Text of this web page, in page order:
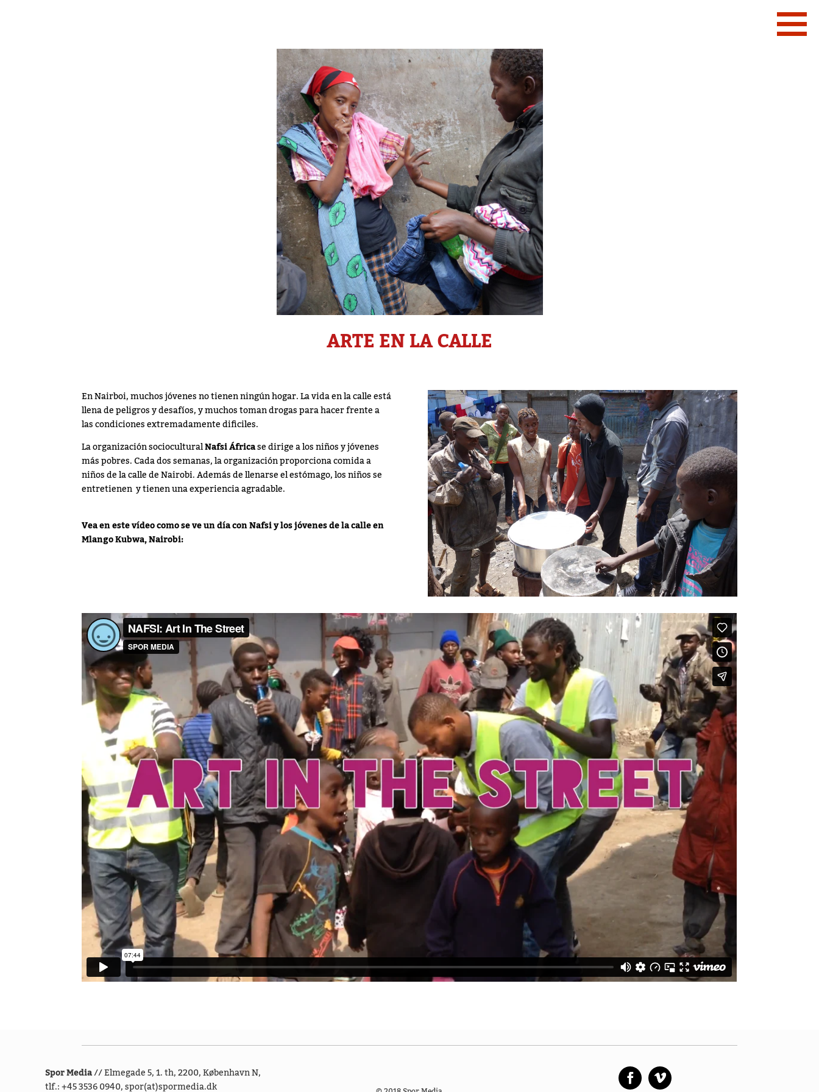
ARTE EN LA CALLE
En Nairboi, muchos jóvenes no tienen ningún hogar. La vida en la calle está
llena de peligros y desafíos, y muchos toman drogas para hacer frente a
las condiciones extremadamente dificiles.
La organización socioculturalNafsi Áfricase dirige a los niños y jóvenes
más pobres. Cada dos semanas, la organización proporciona comida a
niños de la calle de Nairobi. Además de llenarse el estómago, los niños se
entretienen y tienen una experiencia agradable.
Vea en este vídeo como se ve un día con Nafsi y los jóvenes de la calle en
Mlango Kubwa, Nairobi:
Spor Media// Elmegade 5, 1. th, 2200, København N,
tlf.: +45 3536 0940, spor(at)spormedia.dk